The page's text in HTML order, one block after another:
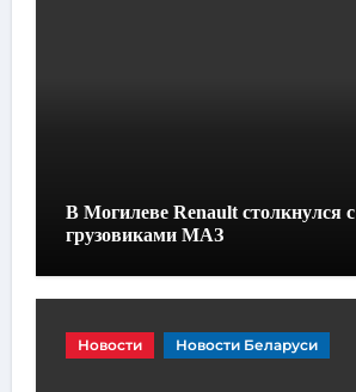
В Могилеве Renault столкнулся
грузовиками МАЗ
Новости Новости Беларуси